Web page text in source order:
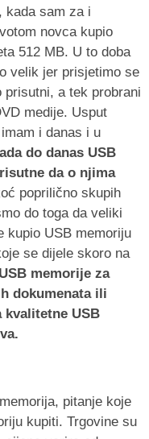
kada sam za i
novca kupio
512 MB. U to doba
velik jer prisjetimo se
a tek probrani
medije. Usput
i danas i u
do danas USB
da o njima
poprilično skupih
do toga da veliki
kupio USB memoriju
se dijele skoro na
memorije za
dokumenata ili
kvalitetne USB
pitanje koje
kupiti. Trgovine su